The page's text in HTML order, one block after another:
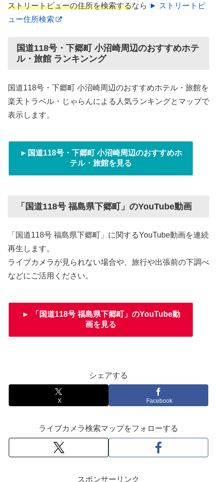
ストリートビューの住所を検索するなら ► ストリートビ
ュー住所検索
国道118号・下郷町 小沼崎周辺のおすすめホテ
ル・旅館 ランキンング
国道118号・下郷町 小沼崎周辺のおすすめホテル・旅館を
楽天トラベル・じゃらんによる人気ランキングとマップで
表示します。
►国道118号・下郷町 小沼崎周辺のおすすめホ
テル・旅館を見る
「国道118号 福島県下郷町」のYouTube動画
「国道118号 福島県下郷町」に関するYouTube動画を連続
再生します。
ライブカメラが見られない場合や、旅行や出張前の下調べ
などにご活用ください。
► 「国道118号 福島県下郷町」のYouTube動
画を見る
シェアする
X Facebook
ライブカメラ検索マップをフォローする
スポンサーリンク